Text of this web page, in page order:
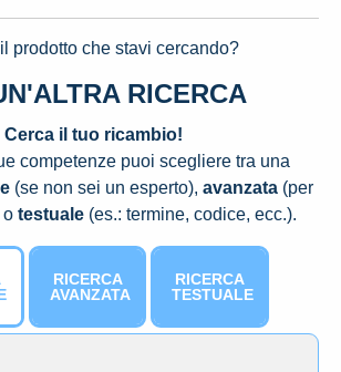
prodotto che stavi cercando?
RICERCA
Cerca il tuo ricambio!
competenze puoi scegliere tra una
(se non sei un esperto), avanzata (per
o testuale (es.: termine, codice, ecc.).
RICERCA
AVANZATA
RICERCA
TESTUALE